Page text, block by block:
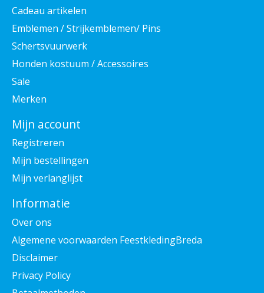
Cadeau artikelen
Emblemen / Strijkemblemen/ Pins
Schertsvuurwerk
Honden kostuum / Accessoires
Sale
Merken
Mijn account
Registreren
Mijn bestellingen
Mijn verlanglijst
Informatie
Over ons
Algemene voorwaarden FeestkledingBreda
Disclaimer
Privacy Policy